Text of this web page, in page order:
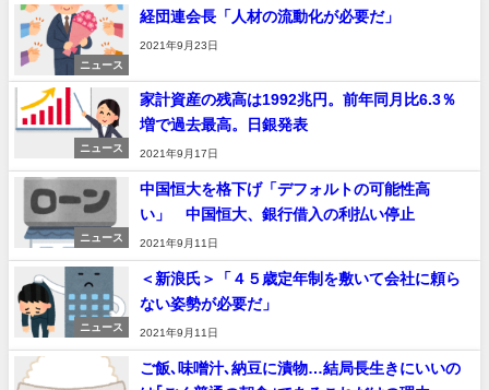
36歳の彼女と結婚したいのに、家族が猛反対。家族から信じられ
ない言葉が飛び出した… 他 / 2chnaviヘッドライン
クーラーボックス積んで出発→途中で買い足し…50代公務員の“ド
ライブ”が地獄すぎた 他 / 2chnaviヘッドライン
【画像】長濱ねる(27歳)の乳がヤバイと話題にｗｗｗｗ1700万バ
ズｗｗｗｗｗｗｗｗｗｗ 他 / 2chnaviヘッドライン
【画像】人気Vチューバーさん、とんでもない姿を披露ｗｗｗｗｗ
ｗｗｗｗｗ 他 / 2chnaviヘッドライン
【悲報】2050年の日本、独身ボッチ祭りが現実になるとかｗｗｗ
ｗ 他 / 2chnaviヘッドライン
ニュース
経団連会長「人材の流動化が必要だ」
2021年9月23日
ニュース
家計資産の残高は1992兆円。前年同月比6.3％
増で過去最高。日銀発表
2021年9月17日
ニュース
中国恒大を格下げ「デフォルトの可能性高
い」 中国恒大、銀行借入の利払い停止
2021年9月11日
ニュース
＜新浪氏＞「４５歳定年制を敷いて会社に頼ら
ない姿勢が必要だ」
2021年9月11日
ご飯､味噌汁､納豆に漬物…結局長生きにいいの